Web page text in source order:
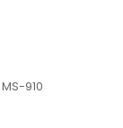
MS-910